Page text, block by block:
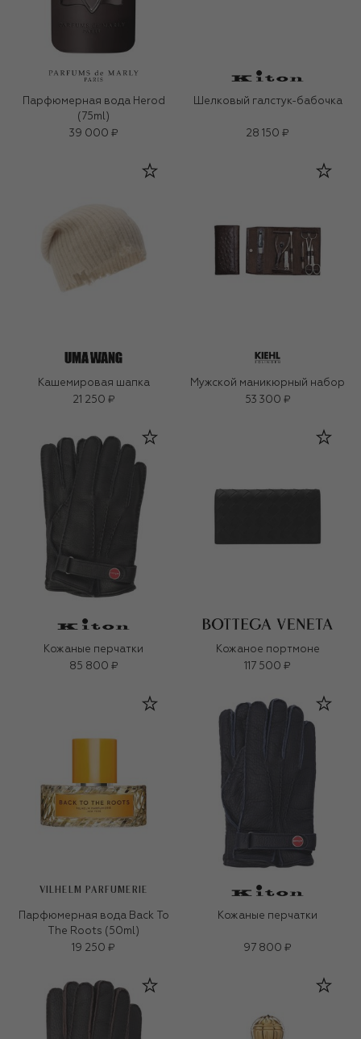
Парфюмерная вода Herod
(75ml)
39 000 ₽
Шелковый галстук-бабочка
28 150 ₽
Кашемировая шапка
21 250 ₽
Мужской маникюрный набор
53 300 ₽
Кожаные перчатки
85 800 ₽
Кожаное портмоне
117 500 ₽
VILHELM PARFUMERIE
Парфюмерная вода Back To
The Roots (50ml)
19 250 ₽
Кожаные перчатки
97 800 ₽